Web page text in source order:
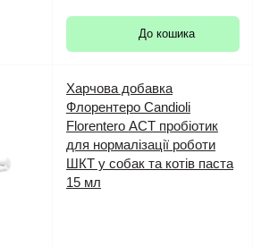
До кошика
Харчова добавка
Флорентеро Candioli
Florentero АСТ пробіотик
для нормалізації роботи
ШКТ у собак та котів паста
15 мл